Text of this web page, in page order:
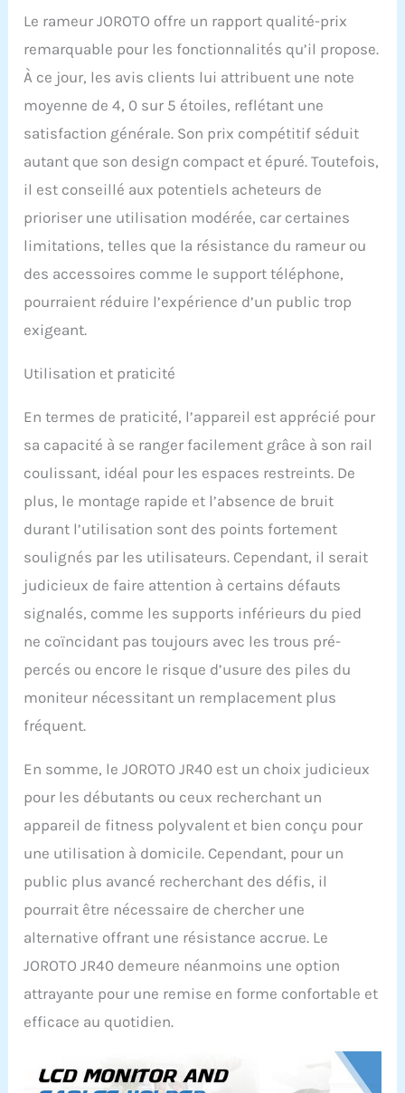
Le rameur JOROTO offre un rapport qualité-prix
remarquable pour les fonctionnalités qu’il propose.
À ce jour, les avis clients lui attribuent une note
moyenne de 4, 0 sur 5 étoiles, reflétant une
satisfaction générale. Son prix compétitif séduit
autant que son design compact et épuré. Toutefois,
il est conseillé aux potentiels acheteurs de
prioriser une utilisation modérée, car certaines
limitations, telles que la résistance du rameur ou
des accessoires comme le support téléphone,
pourraient réduire l’expérience d’un public trop
exigeant.
Utilisation et praticité
En termes de praticité, l’appareil est apprécié pour
sa capacité à se ranger facilement grâce à son rail
coulissant, idéal pour les espaces restreints. De
plus, le montage rapide et l’absence de bruit
durant l’utilisation sont des points fortement
soulignés par les utilisateurs. Cependant, il serait
judicieux de faire attention à certains défauts
signalés, comme les supports inférieurs du pied
ne coïncidant pas toujours avec les trous pré-
percés ou encore le risque d’usure des piles du
moniteur nécessitant un remplacement plus
fréquent.
En somme, le JOROTO JR40 est un choix judicieux
pour les débutants ou ceux recherchant un
appareil de fitness polyvalent et bien conçu pour
une utilisation à domicile. Cependant, pour un
public plus avancé recherchant des défis, il
pourrait être nécessaire de chercher une
alternative offrant une résistance accrue. Le
JOROTO JR40 demeure néanmoins une option
attrayante pour une remise en forme confortable et
efficace au quotidien.